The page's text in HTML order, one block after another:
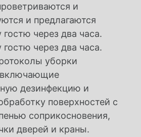
и
и предлагаются
через два часа.
через два часа.
уборки
дезинфекцию и
поверхностей с
соприкосновения,
дверей и краны.